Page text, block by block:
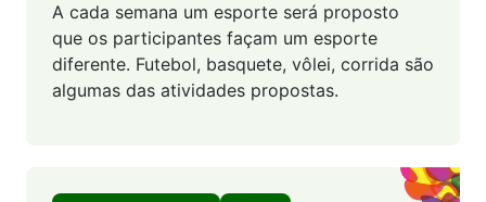
A cada semana um esporte será proposto
que os participantes façam um esporte
diferente. Futebol, basquete, vôlei, corrida são
algumas das atividades propostas.